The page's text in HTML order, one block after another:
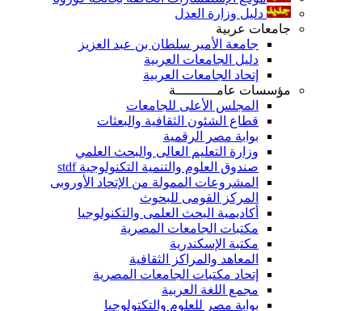
دليل وزارة العدل
جامعات عربية
جامعة الأمير سلطان بن عبد العزيز
دليل الجامعات العربية
إتحاد الجامعات العربية
مؤسسات عامــــــــــة
المجلس الأعلى للجامعات
قطاع الشئون الثقافية والبعثات
بوابة مصر الرقمية
وزارة التعليم العالى والبحث العلمي
صندوق العلوم والتنمية التكنولوجية stdf
المشروعات الممولة من الإتحاد الأوروبى
المركز القومى للبحوث
أكاديمية البحث العلمى والتكنولوجيا
مكتبات الجامعات المصرية
مكتبة الإسكندرية
المعاهد والمراكز الثقافية
إتحاد مكتبات الجامعات المصرية
مجمع اللغة العربية
بوابة مصر للعلوم والتكتولوجيا